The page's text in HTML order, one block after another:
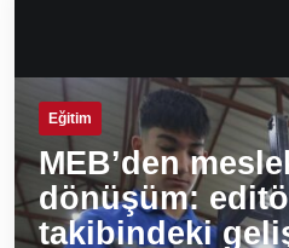
Eğitim
MEB’den
dönüşüm:
takibindeki